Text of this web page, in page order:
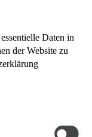
Daten in
der Website zu